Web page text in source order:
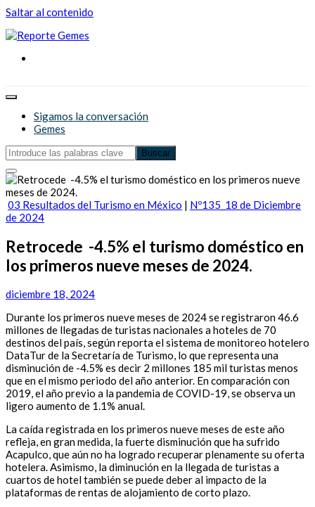
Saltar al contenido
Reporte Gemes
Sigamos la conversación
Gemes
03 Resultados del Turismo en México | Nº135_18 de Diciembre
de 2024
Retrocede -4.5% el turismo doméstico en
los primeros nueve meses de 2024.
diciembre 18, 2024
Durante los primeros nueve meses de 2024 se registraron 46.6
millones de llegadas de turistas nacionales a hoteles de 70
destinos del país, según reporta el sistema de monitoreo hotelero
DataTur de la Secretaría de Turismo, lo que representa una
disminución de -4.5% es decir 2 millones 185 mil turistas menos
que en el mismo periodo del año anterior. En comparación con
2019, el año previo a la pandemia de COVID-19, se observa un
ligero aumento de 1.1% anual.
La caída registrada en los primeros nueve meses de este año
refleja, en gran medida, la fuerte disminución que ha sufrido
Acapulco, que aún no ha logrado recuperar plenamente su oferta
hotelera. Asimismo, la diminución en la llegada de turistas a
cuartos de hotel también se puede deber al impacto de la
plataformas de rentas de alojamiento de corto plazo.